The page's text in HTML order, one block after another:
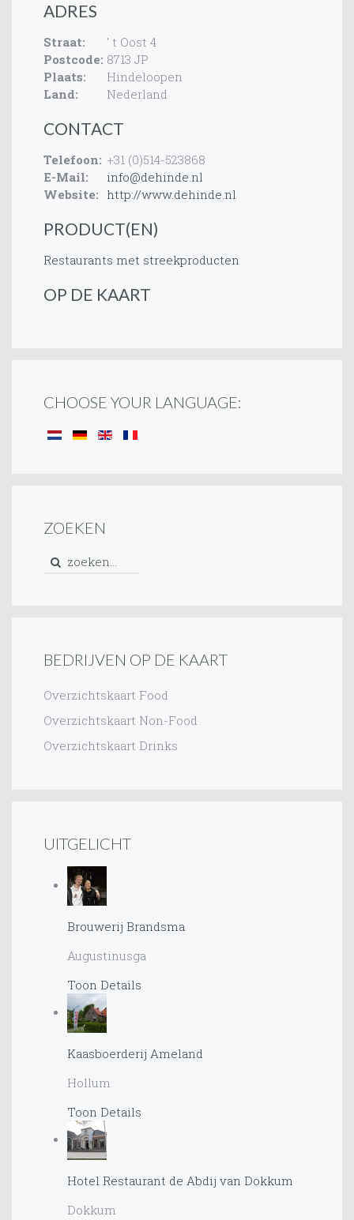
ADRES
Straat:
' t Oost 4
Postcode: 8713 JP
Plaats:
Hindeloopen
Land:
Nederland
CONTACT
Telefoon: +31 (0)514-523868
E-Mail:
info@dehinde.nl
Website: http://www.dehinde.nl
PRODUCT(EN)
Restaurants met streekproducten
OP DE KAART
CHOOSE YOUR LANGUAGE:
ZOEKEN
BEDRIJVEN OP DE KAART
Overzichtskaart Food
Overzichtskaart Non-Food
Overzichtskaart Drinks
UITGELICHT
Brouwerij Brandsma
Augustinusga
Toon Details
Kaasboerderij Ameland
Hollum
Toon Details
Hotel Restaurant de Abdij van Dokkum
Dokkum